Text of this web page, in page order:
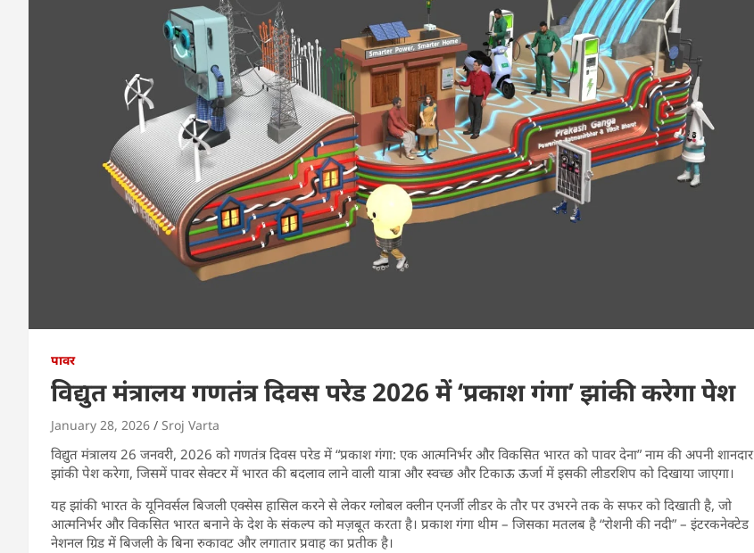
पावर
विद्युत मंत्रालय गणतंत्र दिवस परेड 2026 में ‘प्रकाश गंगा’ झांकी करेगा पेश
January 28, 2026 Sroj Varta
विद्युत मंत्रालय 26 जनवरी, 2026 को गणतंत्र दिवस परेड में “प्रकाश गंगा: एक आत्मनिर्भर और विकसित भारत को पावर देना” नाम की अपनी शानदार
झांकी पेश करेगा, जिसमें पावर सेक्टर में भारत की बदलाव लाने वाली यात्रा और स्वच्छ और टिकाऊ ऊर्जा में इसकी लीडरशिप को दिखाया जाएगा।
यह झांकी भारत के यूनिवर्सल बिजली एक्सेस हासिल करने से लेकर ग्लोबल क्लीन एनर्जी लीडर के तौर पर उभरने तक के सफर को दिखाती है, जो
आत्मनिर्भर और विकसित भारत बनाने के देश के संकल्प को मज़बूत करता है। प्रकाश गंगा थीम – जिसका मतलब है “रोशनी की नदी” – इंटरकनेक्टेड
नेशनल ग्रिड में बिजली के बिना रुकावट और लगातार प्रवाह का प्रतीक है।